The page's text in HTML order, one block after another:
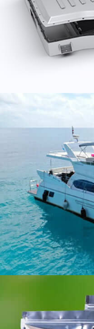
Meeresqualität
Magnesium
Aluminiumfolie
Aluminiumfolie
einer
Erforschen Sie